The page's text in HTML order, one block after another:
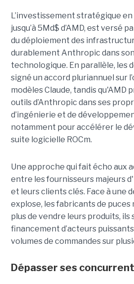
L’investissement stratégique
jusqu’à 5Md$ d’AMD, est versé
du déploiement des
durablement Anthropic dans
technologique. En parallèle, les
signé un accord pluriannuel sur
modèles Claude, tandis qu'AMD
outils d’Anthropic dans ses
d’ingénierie et de
notamment pour accélérer le
suite logicielle ROCm.
Une approche qui fait écho aux
entre les fournisseurs majeurs
et leurs clients clés. Face à une
explose, les fabricants de
plus de vendre leurs produits,
financement d’acteurs
volumes de commandes sur
Dépasser ses